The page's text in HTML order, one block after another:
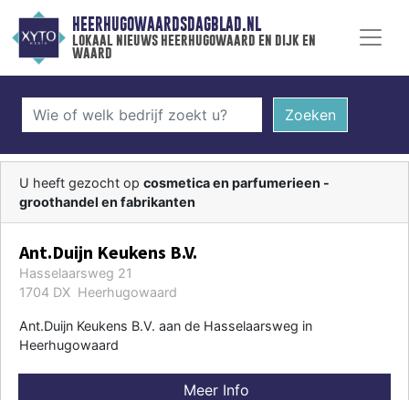
HEERHUGOWAARDSDAGBLAD.NL
lokaal nieuws heerhugowaard en dijk en
waard
Zoeken
U heeft gezocht op cosmetica en parfumerieen -
groothandel en fabrikanten
Ant.Duijn Keukens B.V.
Hasselaarsweg 21
1704 DX Heerhugowaard
Ant.Duijn Keukens B.V. aan de Hasselaarsweg in
Heerhugowaard
Meer Info